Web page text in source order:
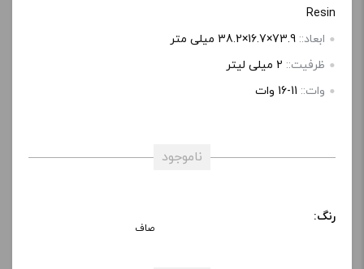
Resin
ابعاد:: 73.9×16.7×38.2 میلی متر
ظرفیت:: 2 میلی لیتر
وات:: 11-16 وات
ناموجود
رنگ:
صاف